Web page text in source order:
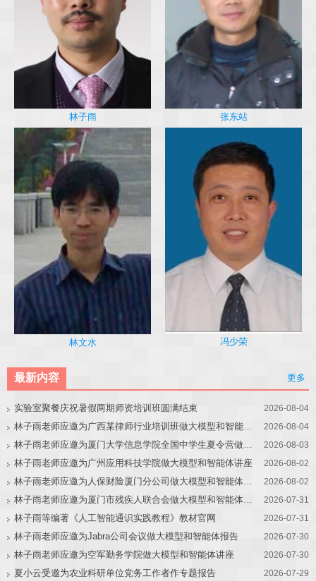
林子雨 张东站
林文水 冯少荣
最新内容 更多
实验室聚餐庆祝暑假两期师资培训班圆满结束 2026-08-04
2026-08-04
2026-08-03
林子雨老师应邀为广州应用科技学院做大模型和智能体讲座 2026-08-02
2026-08-02
2026-07-31
林子雨等编著《人工智能通识实践教程》教材官网 2026-07-31
林子雨老师应邀为Jabra公司会议做大模型和智能体报告 2026-07-30
林子雨老师应邀为空军勤务学院做大模型和智能体讲座 2026-07-30
夏小云受邀为农业科研单位党务工作者作专题报告 2026-07-29